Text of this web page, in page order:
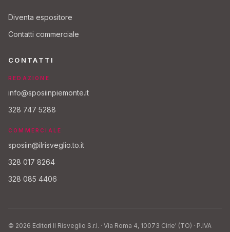
Diventa espositore
Contatti commerciale
CONTATTI
REDAZIONE
info@sposiinpiemonte.it
328 747 5288
COMMERCIALE
sposiin@ilrisveglio.to.it
328 017 8264
328 085 4406
© 2026 Editori Il Risveglio S.r.l. · Via Roma 4, 10073 Cirie' (TO) · P.IVA